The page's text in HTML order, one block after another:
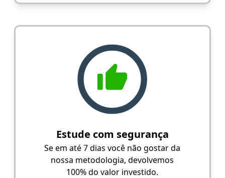
Estude com segurança
Se em até 7 dias você não gostar da
nossa metodologia, devolvemos
100% do valor investido.